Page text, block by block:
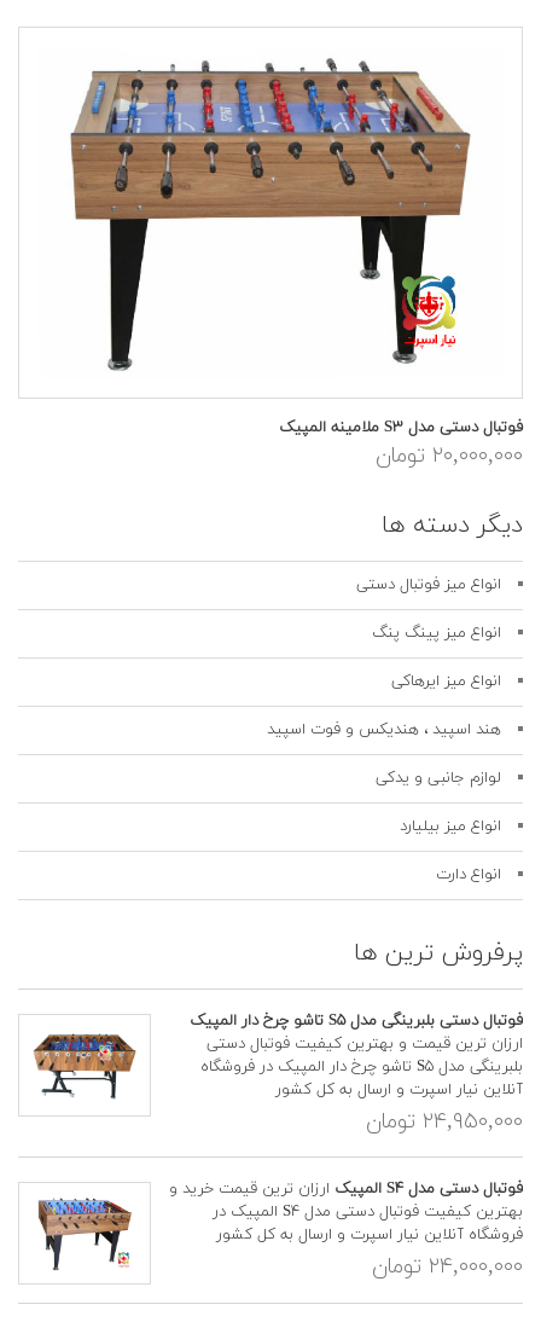
فوتبال دستی مدل S۳ ملامینه المپیک
۲۰,۰۰۰,۰۰۰ تومان
دیگر دسته ها
انواع میز فوتبال دستی
انواع میز پینگ پنگ
انواع میز ایرهاکی
هند اسپید ، هندیکس و فوت اسپید
لوازم جانبی و یدکی
انواع میز بیلیارد
انواع دارت
پرفروش ترین ها
فوتبال دستی بلبرینگی مدل S۵ تاشو چرخ دار المپیک
ارزان ترین قیمت و بهترین کیفیت فوتبال دستی
بلبرینگی مدل S۵ تاشو چرخ دار المپیک در فروشگاه
آنلاین نیار اسپرت و ارسال به کل کشور
۲۴,۹۵۰,۰۰۰ تومان
فوتبال دستی مدل S۴ المپیک
ارزان ترین قیمت خرید و
بهترین کیفیت فوتبال دستی مدل S۴ المپیک در
فروشگاه آنلاین نیار اسپرت و ارسال به کل کشور
۲۴,۰۰۰,۰۰۰ تومان